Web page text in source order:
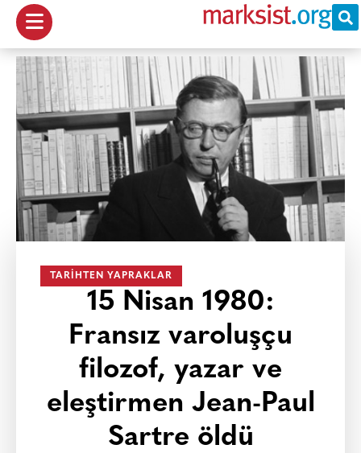
TARIHTEN YAPRAKLAR
15 Nisan 1980:
Fransız varoluşçu
filozof, yazar ve
eleştirmen Jean-Paul
Sartre öldü